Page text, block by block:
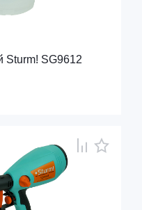
Sturm! SG9612